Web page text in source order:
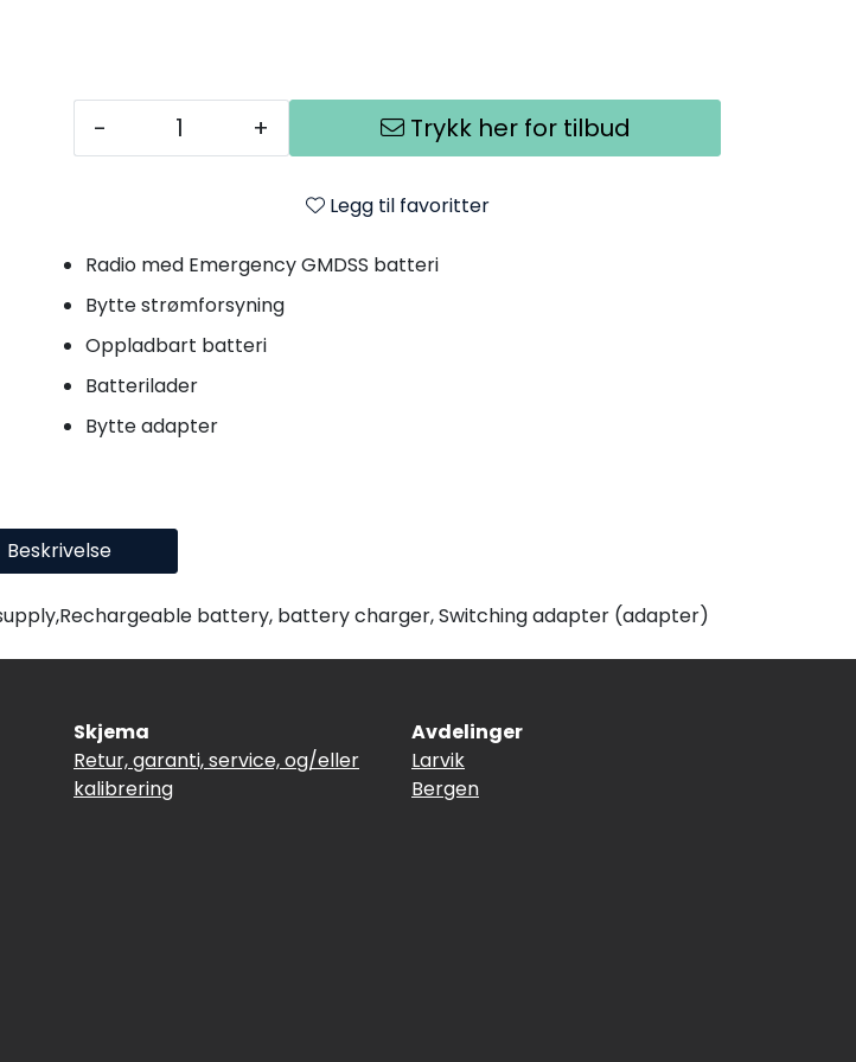
- + Trykk her for tilbud
Legg til favoritter
Radio med Emergency GMDSS batteri
Bytte strømforsyning
Oppladbart batteri
Batterilader
Bytte adapter
Beskrivelse
battery, battery charger, Switching adapter (adapter)
Skjema
Retur, garanti, service, og/eller
kalibrering
Avdelinger
Larvik
Bergen